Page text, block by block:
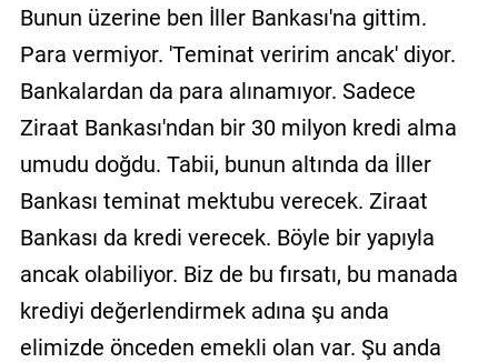
Bunun üzerine ben İller Bankası'na gittim.
Para vermiyor. 'Teminat veririm ancak' diyor.
Bankalardan da para alınamıyor. Sadece
Ziraat Bankası'ndan bir 30 milyon kredi alma
umudu doğdu. Tabii, bunun altında da İller
Bankası teminat mektubu verecek. Ziraat
Bankası da kredi verecek. Böyle bir yapıyla
ancak olabiliyor. Biz de bu fırsatı, bu manada
krediyi değerlendirmek adına şu anda
elimizde önceden emekli olan var. Şu anda